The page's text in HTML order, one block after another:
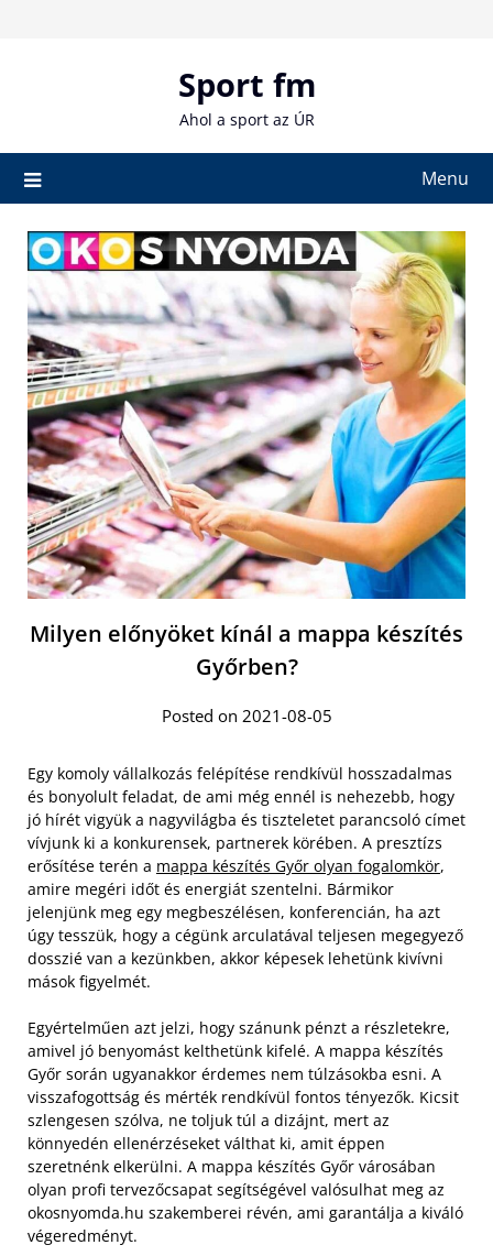
Sport fm
Ahol a sport az ÚR
Menu
Milyen előnyöket kínál a mappa készítés
Győrben?
Posted on 2021-08-05
Egy komoly vállalkozás felépítése rendkívül hosszadalmas
és bonyolult feladat, de ami még ennél is nehezebb, hogy
jó hírét vigyük a nagyvilágba és tiszteletet parancsoló címet
vívjunk ki a konkurensek, partnerek körében. A presztízs
erősítése terén a mappa készítés Győr olyan fogalomkör,
amire megéri időt és energiát szentelni. Bármikor
jelenjünk meg egy megbeszélésen, konferencián, ha azt
úgy tesszük, hogy a cégünk arculatával teljesen megegyező
dosszié van a kezünkben, akkor képesek lehetünk kivívni
mások figyelmét.
Egyértelműen azt jelzi, hogy szánunk pénzt a részletekre,
amivel jó benyomást kelthetünk kifelé. A mappa készítés
Győr során ugyanakkor érdemes nem túlzásokba esni. A
visszafogottság és mérték rendkívül fontos tényezők. Kicsit
szlengesen szólva, ne toljuk túl a dizájnt, mert az
könnyedén ellenérzéseket válthat ki, amit éppen
szeretnénk elkerülni. A mappa készítés Győr városában
olyan profi tervezőcsapat segítségével valósulhat meg az
okosnyomda.hu szakemberei révén, ami garantálja a kiváló
végeredményt.